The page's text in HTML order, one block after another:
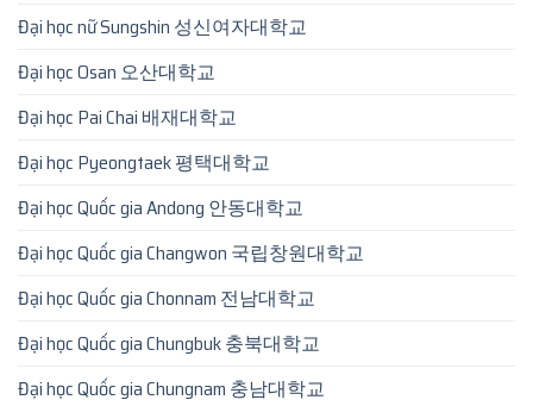
Đại học nữ Sungshin 성신여자대학교
Đại học Osan 오산대학교
Đại học Pai Chai 배재대학교
Đại học Pyeongtaek 평택대학교
Đại học Quốc gia Andong 안동대학교
Đại học Quốc gia Changwon 국립창원대학교
Đại học Quốc gia Chonnam 전남대학교
Đại học Quốc gia Chungbuk 충북대학교
Đại học Quốc gia Chungnam 충남대학교